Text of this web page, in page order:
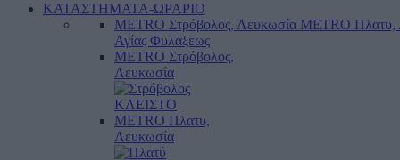
ΚΑΤΑΣΤΗΜΑΤΑ-ΩΡΑΡΙΟ
METRO Στρόβολος, Λευκωσία METRO Πλατυ,
Αγίας Φυλάξεως
METRO Στρόβολος,
Λευκωσία
ΚΛΕΙΣΤΟ
METRO Πλατυ,
Λευκωσία